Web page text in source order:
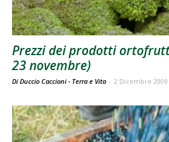
Prezzi dei prodotti
23 novembre)
Di Duccio Caccioni - Terra e Vita - 2 Dicembre 2009